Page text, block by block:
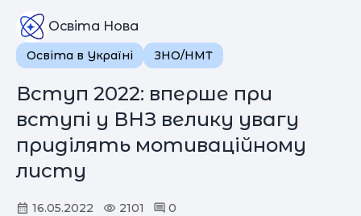
Освіта Нова
Освіта в Україні ЗНО/НМТ
Вступ 2022: вперше при
вступі у ВНЗ велику увагу
приділять мотиваційному
листу
16.05.2022 2101 0